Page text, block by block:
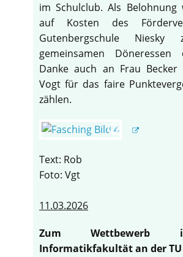
im Schulclub. Als Belohnung
auf Kosten des
Gutenbergschule Niesky
gemeinsamen Döneressen
Danke auch an Frau
Vogt für das faire
zählen.
Text: Rob
Foto: Vgt
11.03.2026
Zum
Informatikfakultät an der TU